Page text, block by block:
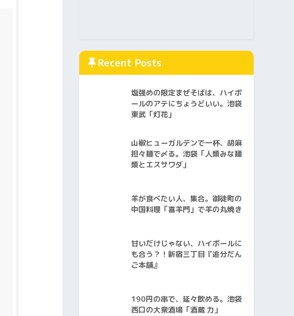
Recent Posts
塩強めの限定まぜそばは、ハイボ
ールのアテにちょうどいい。池袋
東武「灯花」
山椒ヒューガルデンで一杯、胡麻
担々麺で〆る。池袋「人類みな麺
類とエスサワダ」
羊が食べたい人、集合。御徒町の
中国料理「喜羊門」で羊の丸焼き
甘いだけじゃない、ハイボールに
も合う？！新宿三丁目『追分だん
ご本舗』
190円の串で、延々飲める。池袋
西口の大衆酒場「酒蔵 力」